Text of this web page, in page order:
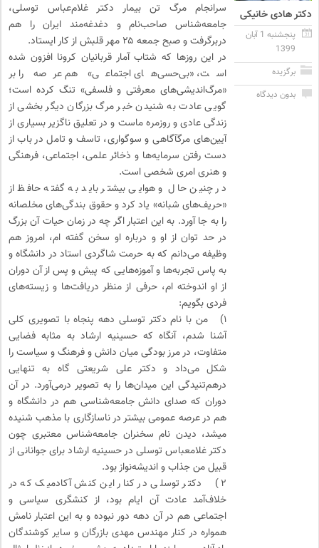
دکتر هادی خانیکی
پنجشنبه 1 آبان
1399
برگزیده
بدون دیدگاه
سرانجام مرگ تن بیمار دکتر غلام‌عباس توسلی،
جامعه‌شناس صاحب‌نام و دغدغه‌مند ایران را هم
دربرگرفت و صبح جمعه ۲۵ مهر قلبش از کار ایستاد.
در این روزها که شتاب آمار قربانیان کرونا افزون شده
است، «بی‌حسی‌های اجتماعی» هم عرصه را بر
«مرگ‌اندیشی‌های معرفتی و فلسفی» تنگ کرده است؛
گویی عادت به شنیدن خبر مرگ بزرگان دیگر بخشی از
زندگی عادی و روزمره ماست و در تعلیق ناگزیر بسیاری از
آیین‌های مرگ‎آگاهی و سوگواری، تاسف و تامل در باب از
دست رفتن سرمایه‌ها و ذخائر علمی، اجتماعی، فرهنگی
و هنری امری شخصی است.
در چنین حال و هوایی بیشتر باید به گفته حافظ از
«حریف‌های شبانه» یاد کرد و حقوق بندگی‌های مخلصانه
را به جا آورد. به این اعتبار اگر چه در زمان حیات آن بزرگ
در حد توان از او و درباره او سخن گفته ام، امروز هم
وظیفه می‌دانم که به حرمت شاگردی استاد در دانشگاه و
به پاس تجربه‌ها و آموزه‌هایی که پیش و پس از آن دوران
از او اندوخته ام، حرفی از منظر دریافت‌ها و زیسته‌های
فردی بگویم:
۱) من با نام دکتر توسلی دهه پنجاه با تصویری کلی
آشنا شدم، آنگاه که حسینیه ارشاد به مثابه فضایی
متفاوت، در مرز بودگی میان دانش و فرهنگ و سیاست را
شکل می‌داد و دکتر علی شریعتی گاه به تنهایی
درهم‌تنیدگی این میدان‌ها را به تصویر درمی‌آورد. در آن
دوران که صدای دانش جامعه‌شناسی هم در دانشگاه و
هم در عرصه عمومی بیشتر در ناسازگاری با مذهب شنیده
میشد، دیدن نام سخنران جامعه‌شناس معتبری چون
دکتر غلامعباس توسلی در حسینیه ارشاد برای جوانانی از
قبیل من جذاب و اندیشه‌نواز بود.
۲) دکتر توسلی در کنار این کنش آکادمیک که در
خلاف‌آمد عادت آن ایام بود، از کنشگری سیاسی و
اجتماعی هم در آن دهه دور نبوده و به این اعتبار نامش
همواره در کنار مهندس مهدی بازرگان و سایر کوشندگان